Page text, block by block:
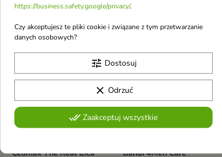
wyciszający na noc
zapewnia głęboką pielęgnację i
intensywnego wsparcia

favorite_border
Celimax The Real Cica

favorite_border
Bandi 4Men Care
https://business.safety.google/privacy/.
Czy akceptujesz te pliki cookie i związane z tym przetwarzanie
danych osobowych?
tune Dostosuj
clear Odrzuć
done_allZaakceptuj wszystkie